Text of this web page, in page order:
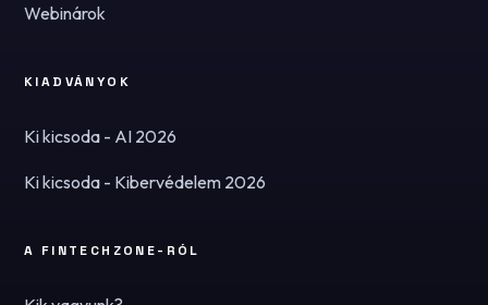
Webinárok
KIADVÁNYOK
Ki kicsoda - AI 2026
Ki kicsoda - Kibervédelem 2026
A FINTECHZONE-RÓL